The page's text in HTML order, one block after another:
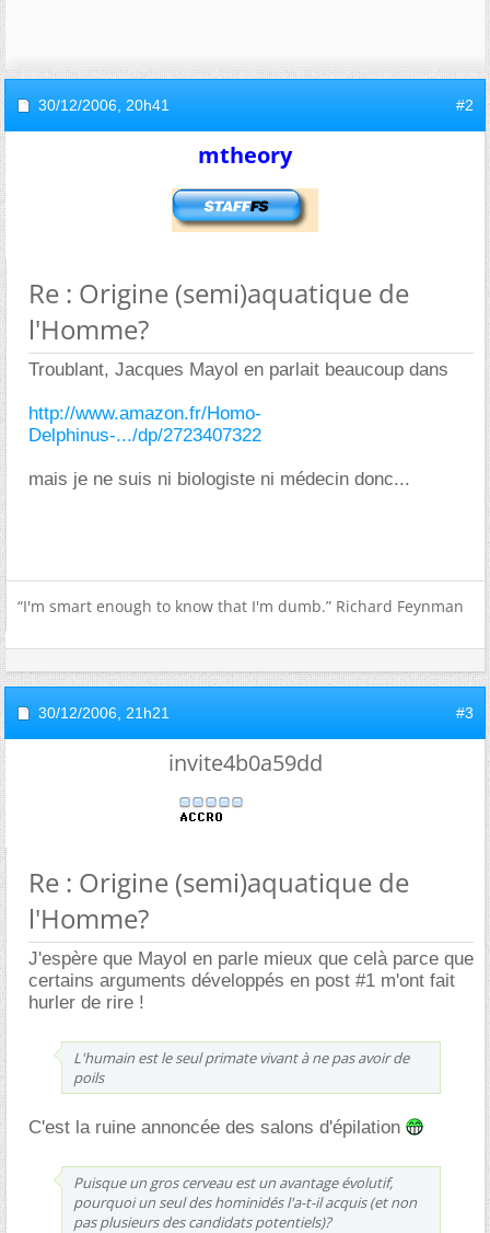
30/12/2006, 20h41 #2
mtheory
Re : Origine (semi)aquatique de
l'Homme?
Troublant, Jacques Mayol en parlait beaucoup dans
http://www.amazon.fr/Homo-
Delphinus-.../dp/2723407322
mais je ne suis ni biologiste ni médecin donc...
“I'm smart enough to know that I'm dumb.” Richard Feynman
30/12/2006, 21h21 #3
invite4b0a59dd
Re : Origine (semi)aquatique de
l'Homme?
J'espère que Mayol en parle mieux que celà parce que
certains arguments développés en post #1 m'ont fait
hurler de rire !
L'humain est le seul primate vivant à ne pas avoir de
poils
C'est la ruine annoncée des salons d'épilation
Puisque un gros cerveau est un avantage évolutif,
pourquoi un seul des hominidés l'a-t-il acquis (et non
pas plusieurs des candidats potentiels)?